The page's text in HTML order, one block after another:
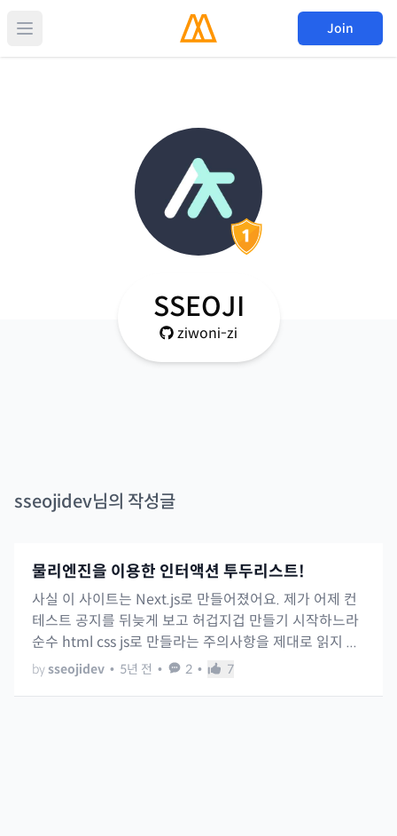
Join
SSEOJI
ziwoni-zi
sseojidev님의 작성글
물리엔진을 이용한 인터액션 투두리스트!
사실 이 사이트는 Next.js로 만들어졌어요. 제가 어제 컨
테스트 공지를 뒤늦게 보고 허겁지겁 만들기 시작하느라
순수 html css js로 만들라는 주의사항을 제대로 읽지 ...
by sseojidev • 5년 전 • 2 • 7